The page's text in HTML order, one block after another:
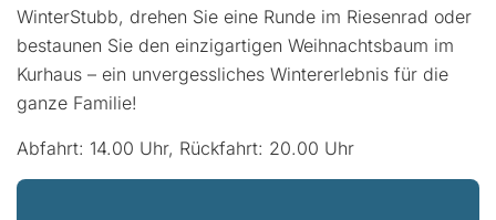
WinterStubb, drehen Sie eine Runde im Riesenrad oder
bestaunen Sie den einzigartigen Weihnachtsbaum im
Kurhaus – ein unvergessliches Wintererlebnis für die
ganze Familie!
Abfahrt: 14.00 Uhr, Rückfahrt: 20.00 Uhr